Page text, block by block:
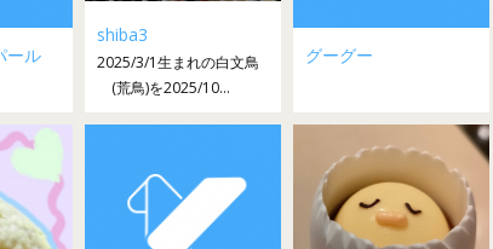
ール
shiba3
2025/3/1生まれの白文鳥
(荒鳥)を2025/10...
グーグー